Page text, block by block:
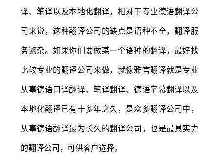
译、笔译以及本地化翻译，相对于专业德语翻译公
司来说，这种翻译公司的缺点是语种不全，翻译服
务繁杂。如果你们要做某一个语种的翻译，最好找
比较专业的翻译公司来做，就像雅言翻译就是专业
从事德语口译翻译、笔译翻译、德语字幕翻译以及
本地化翻译已有十多年之久，是众多翻译公司中，
从事德语翻译最为长久的翻译公司，也是最具实力
的翻译公司，可供客户选择。